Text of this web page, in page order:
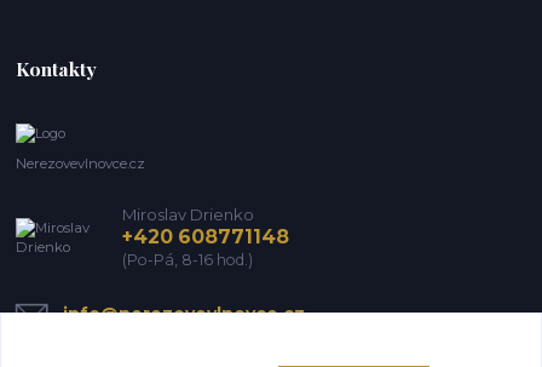
Kontakty
Nerezovevlnovce.cz
Miroslav Drienko
+420 608771148
(Po-Pá, 8-16 hod.)
info@nerezovevlnovce.cz